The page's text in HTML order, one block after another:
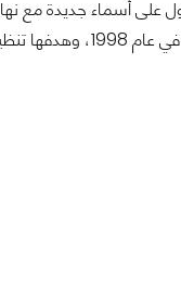
على أسماء جديدة مع